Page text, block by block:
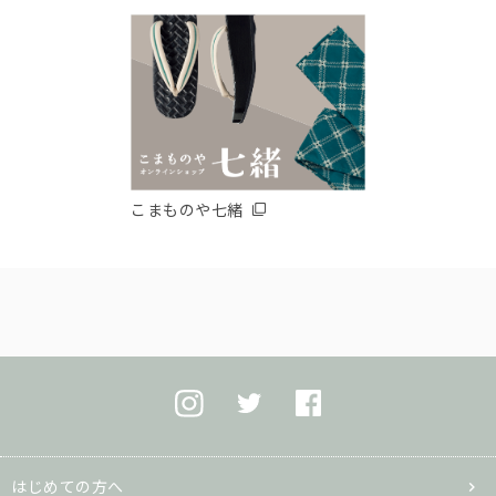
こまものや七緒
はじめての方へ